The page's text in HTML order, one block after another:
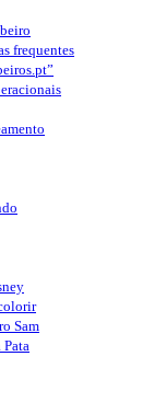
frequentes
Sam